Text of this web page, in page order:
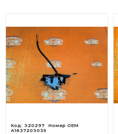
320297
A1637203035